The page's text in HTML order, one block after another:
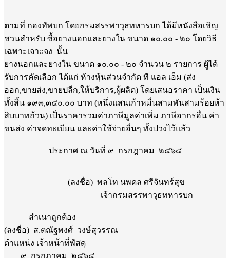
ตามที่ กองทัพบก โดยกรมสรรพาวุธทหารบก ได้มีหนังสือเชิญ
ชวนสำหรับ ซื้อยางนอกและยางใน ขนาด ๑๐.๐๐ - ๒๐ โดยวิธี
เฉพาะเจาะจง นั้น
ยางนอกและยางใน ขนาด ๑๐.๐๐ - ๒๐ จำนวน ๒ รายการ ผู้ได้
รับการคัดเลือก ได้แก่ ห้างหุ้นส่วนจำกัด ที แอล เอ็ม (ส่ง
ออก,ขายส่ง,ขายปลีก,ให้บริการ,ผู้ผลิต) โดยเสนอราคา เป็นเงิน
ทั้งสิ้น ๑๙๓,๓๕๐.๐๐ บาท (หนึ่งแสนเก้าหมื่นสามพันสามร้อยห้า
สิบบาทถ้วน) เป็นราคารวมค่าภาษีมูลค่าเพิ่ม ภาษีอากรอื่น ค่า
ขนส่ง ค่าจดทะเบียน และค่าใช้จ่ายอื่นๆ ทั้งปวงไว้แล้ว
ประกาศ ณ วันที่ ๙ กรกฎาคม ๒๕๖๔
(ลงชื่อ) พลโท นพดล ศรีจันทร์สุข
เจ้ากรมสรรพาวุธทหารบก
สำเนาถูกต้อง
(ลงชื่อ) ส.ตณัฐพงศ์ วงษ์สุวรรณ
ตำแหน่ง เจ้าหน้าที่พัสดุ
๙ กรกฎาคม ๒๕๖๔